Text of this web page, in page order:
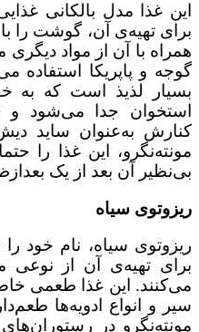
این غذا مدل بالکانی
برای تهیه‌ی آن، گوشت را
همراه با آن از مواد
گوجه و پاپریکا استفاده
بسیار لذیذ است که به
استخوان جدا می‌شود و
کنارش به‌عنوان ساید
مونته‌نگرو، این غذا را
بی‌نظیر آن بعد از یک
ریزوتوی سیاه
ریزوتوی سیاه، نام خود
برای تهیه‌ی آن از نوعی
می‌کنند. این غذا طعمی
سیر و انواع ادویه‌ها
مونته‌نگرو در